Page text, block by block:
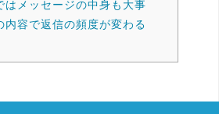
はメッセージの中身も大事
内容で返信の頻度が変わる